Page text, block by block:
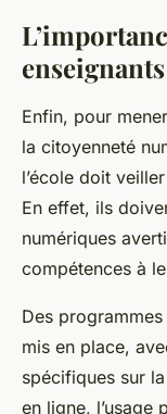
enseignants
Enfin, pour
la citoyenneté
l’école doit
En effet, ils
numériques
compétences à
Des
mis en place,
spécifiques sur
en ligne, l’usage